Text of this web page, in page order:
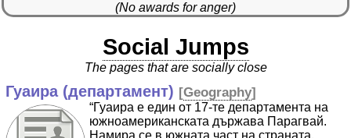
(No awards for anger)
Social Jumps
The pages that are socially close
Гуаира (департамент) [Geography]
“Гуаира е един от 17-те департамента на
южноамериканската държава Парагвай.